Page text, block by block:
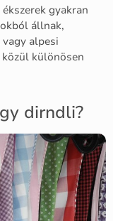
gyakran
állnak,
alpesi
különösen
dirndli?